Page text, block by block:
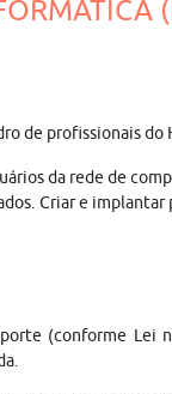
de profissionais do
da rede de
Criar e
(conforme Lei